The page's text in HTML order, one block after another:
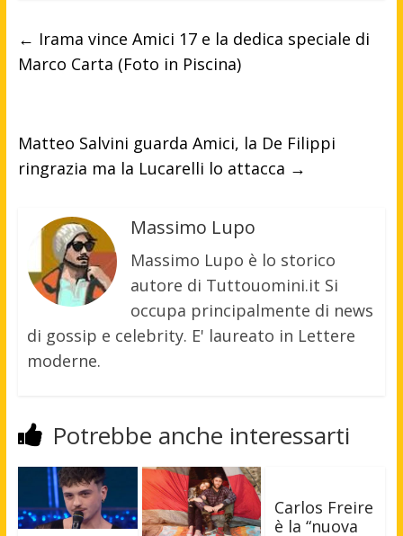
← Irama vince Amici 17 e la dedica speciale di
Marco Carta (Foto in Piscina)
Matteo Salvini guarda Amici, la De Filippi
ringrazia ma la Lucarelli lo attacca →
Massimo Lupo
Massimo Lupo è lo storico
autore di Tuttouomini.it Si
occupa principalmente di news
di gossip e celebrity. E' laureato in Lettere
moderne.
Potrebbe anche interessarti
Carlos Freire
è la “nuova